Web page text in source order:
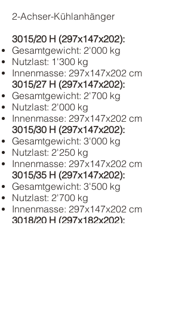
2-Achser-Kühlanhänger
3015/20 H (297x147x202):
Gesamtgewicht: 2'000 kg
Nutzlast: 1'300 kg
Innenmasse: 297x147x202 cm
3015/27 H (297x147x202):
Gesamtgewicht: 2'700 kg
Nutzlast: 2'000 kg
Innenmasse: 297x147x202 cm
3015/30 H (297x147x202):
Gesamtgewicht: 3'000 kg
Nutzlast: 2'250 kg
Innenmasse: 297x147x202 cm
3015/35 H (297x147x202):
Gesamtgewicht: 3'500 kg
Nutzlast: 2'700 kg
Innenmasse: 297x147x202 cm
3018/20 H (297x182x202):